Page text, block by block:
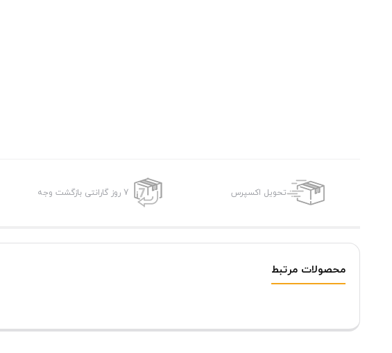
تحویل اکسپرس 7 روز گارانتی بازگشت وجه
محصولات مرتبط